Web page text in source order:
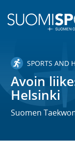
SPORTS AND
Avoin
Helsinki
Suomen